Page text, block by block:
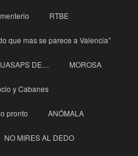
RTBE
que mas se parece a Valencia”
DE… MOROSA
y Cabanes
pronto ANÓMALA
NO MIRES AL DEDO